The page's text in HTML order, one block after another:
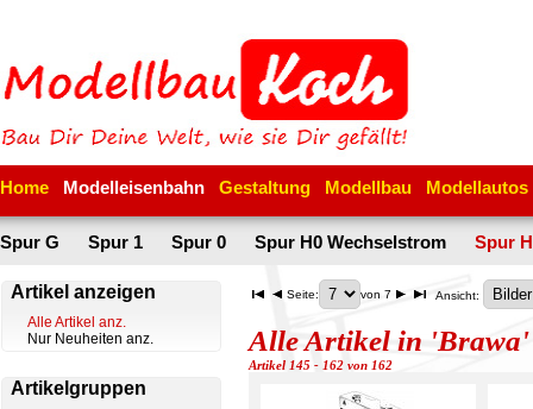
Home Modelleisenbahn Gestaltung Modellbau Modellautos
Spur G Spur 1 Spur 0 Spur H0 Wechselstrom Spur
Artikel anzeigen
Alle Artikel anz.
Nur Neuheiten anz.
Artikelgruppen
Seite: von 7 Ansicht:
Alle Artikel in 'Brawa'
Artikel 145 - 162 von 162